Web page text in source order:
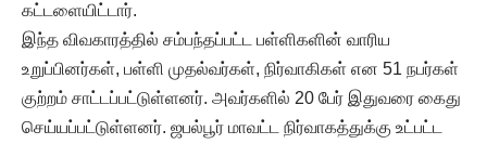
கட்டளையிட்டார்.
இந்த விவகாரத்தில் சம்பந்தப்பட்ட பள்ளிகளின் வாரிய
உறுப்பினர்கள், பள்ளி முதல்வர்கள், நிர்வாகிகள் என 51 நபர்கள்
குற்றம் சாட்டப்பட்டுள்ளனர். அவர்களில் 20 பேர் இதுவரை கைது
செய்யப்பட்டுள்ளனர். ஜபல்பூர் மாவட்ட நிர்வாகத்துக்கு உட்பட்ட